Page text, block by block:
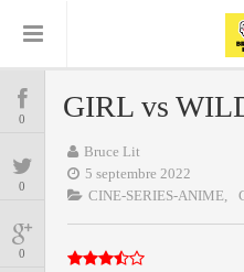
COMICS
MANGAS
BD
0
0
0
GIRL vs
Bruce Lit
5 septembre 2022
CINE-SERIES-ANIME,
Comics
Daredevil
Delcourt
Encyclopegeek
Replay
Focus Frank Miller Garth Ennis
Glénat Graphic Novel image
Independants JB Vu Van JP
Nguyen Lug Mangas